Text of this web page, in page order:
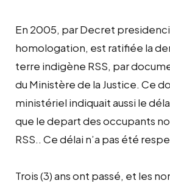
En 2005, par Decret
homologation, est ratifiée la
terre indigène RSS, par
du Ministère de la Justice. Ce
ministériel indiquait aussi le
que le depart des occupants
RSS.. Ce délai n’a pas été
Trois (3) ans ont passé, et les